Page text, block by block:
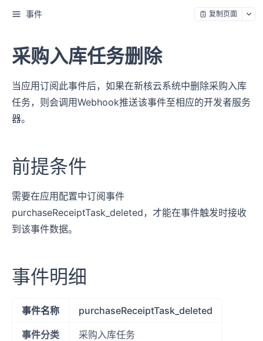
事件 复制页面
采购入库任务删除
当应用订阅此事件后，如果在新核云系统中删除采购入库
任务，则会调用Webhook推送该事件至相应的开发者服务
器。
前提条件
需要在应用配置中订阅事件
purchaseReceiptTask_deleted，才能在事件触发时接收
到该事件数据。
事件明细
事件名称 purchaseReceiptTask_deleted
事件分类 采购入库任务